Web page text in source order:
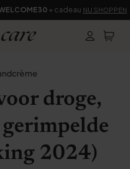
+ cadeau NU SHOPPEN
droge,
gerimpelde
2024)